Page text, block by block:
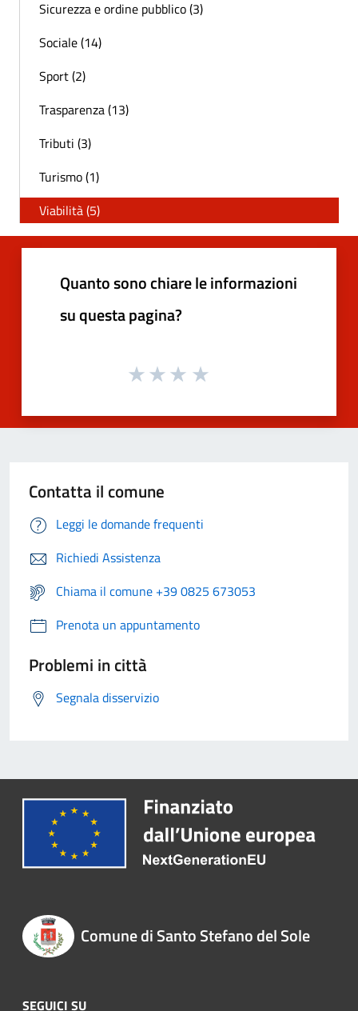
Sicurezza e ordine pubblico (3)
Sociale (14)
Sport (2)
Trasparenza (13)
Tributi (3)
Turismo (1)
Viabilità (5)
Quanto sono chiare le informazioni
su questa pagina?
Contatta il comune
Leggi le domande frequenti
Richiedi Assistenza
Chiama il comune +39 0825 673053
Prenota un appuntamento
Problemi in città
Segnala disservizio
Comune di Santo Stefano del Sole
SEGUICI SU